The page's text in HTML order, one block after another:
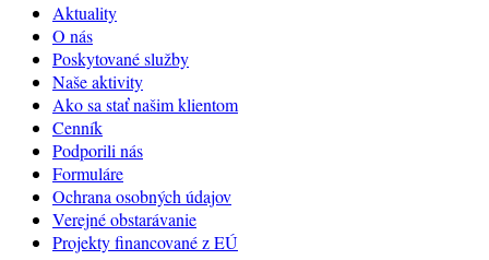
Aktuality
O nás
Poskytované služby
Naše aktivity
Ako sa stať našim klientom
Cenník
Podporili nás
Formuláre
Ochrana osobných údajov
Verejné obstarávanie
Projekty financované z EÚ